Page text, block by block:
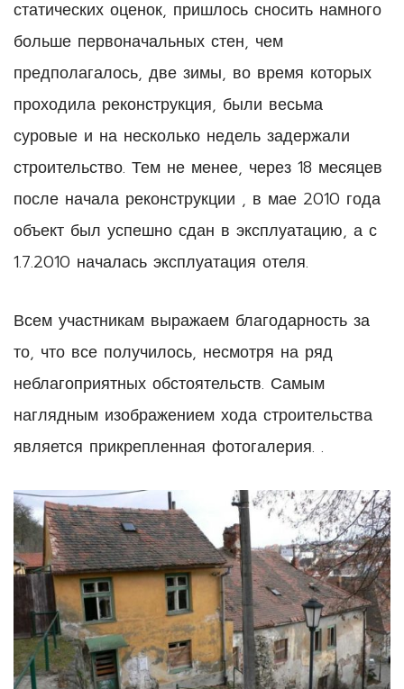
статических оценок, пришлось сносить намного
больше первоначальных стен, чем
предполагалось, две зимы, во время которых
проходила реконструкция, были весьма
суровые и на несколько недель задержали
строительство. Тем не менее, через 18 месяцев
после начала реконструкции , в мае 2010 года
объект был успешно сдан в эксплуатацию, а с
1.7.2010 началась эксплуатация отеля.
Всем участникам выражаем благодарность за
то, что все получилось, несмотря на ряд
неблагоприятных обстоятельств. Самым
наглядным изображением хода строительства
является прикрепленная фотогалерия. .